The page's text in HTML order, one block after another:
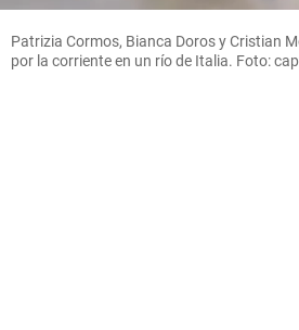
Patrizia Cormos, Bianca Doros y Cristian
por la corriente en un río de Italia. Foto: